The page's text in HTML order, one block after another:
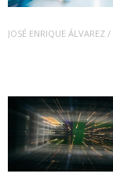
JOSÉ ENRIQUE ÁLVAREZ /